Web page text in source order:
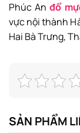
Phúc Anđổ
vực nội thành
Hai Bà Trưng,
SẢN PHẨM